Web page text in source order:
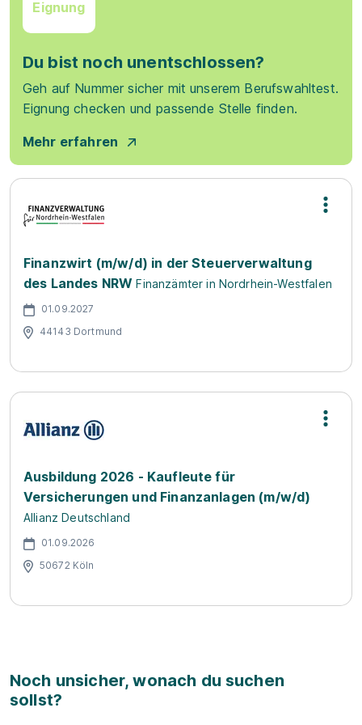
Eignung
Du bist noch unentschlossen?
Geh auf Nummer sicher mit unserem Berufswahltest.
Eignung checken und passende Stelle finden.
Mehr erfahren
Finanzwirt (m/w/d) in der Steuerverwaltung
des Landes NRW Finanzämter in Nordrhein-Westfalen
01.09.2027
44143 Dortmund
Ausbildung 2026 - Kaufleute für
Versicherungen und Finanzanlagen (m/w/d)
Allianz Deutschland
01.09.2026
50672 Köln
Noch unsicher, wonach du suchen
sollst?